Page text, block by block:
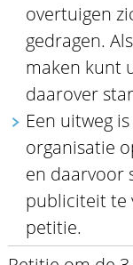
overtuigen
gedragen.
maken kunt
daarover
Een uitweg
organisatie
en daarvoor
publiciteit te
petitie.